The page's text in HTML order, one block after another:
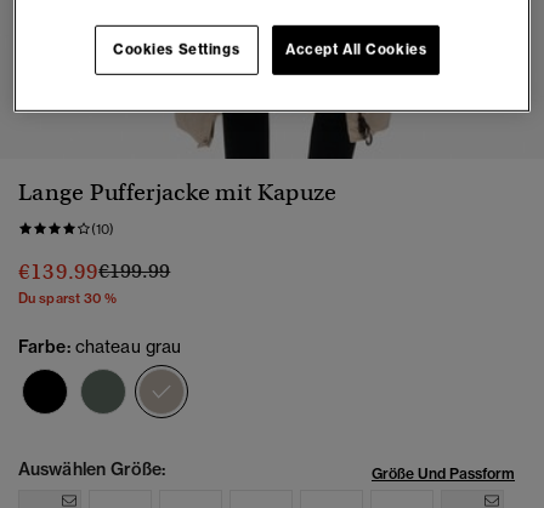
Lange Pufferjacke mit Kapuze
(10)
€139.99Preis wurde reduziert von
€199.99bis
Du sparst 30 %
Farbe: chateau grau
Auswählen Größe: Größe Und Passform
Accept All Cookies
Cookies Settings